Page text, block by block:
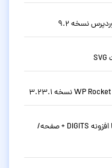
ورود و عضویت با شماره موبایل در وردپرس با افزونه DIGITS + صفحه/